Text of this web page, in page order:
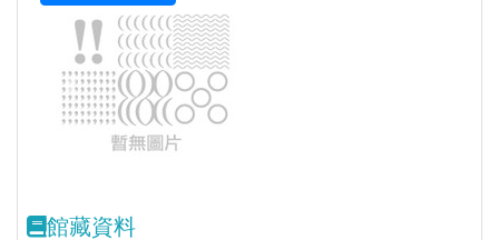
Previous
館藏資料